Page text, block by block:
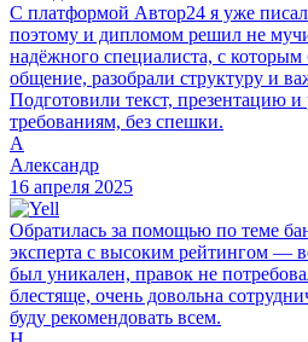
С платформой Автор24 я уже
поэтому и дипломом решил не
надёжного специалиста, с
общение, разобрали структуру и
Подготовили текст, презентацию и
требованиям, без спешки.
А
Александр
16 апреля 2025
Обратилась за помощью по теме
эксперта с высоким рейтингом —
был уникален, правок не
блестяще, очень довольна
буду рекомендовать всем.